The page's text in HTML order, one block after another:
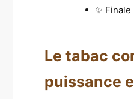
✨
Le tabac
puissance